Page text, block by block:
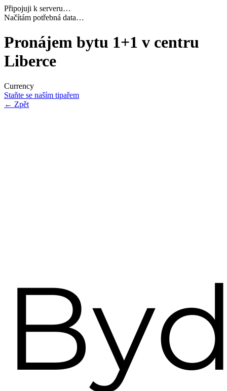
Připojuji k serveru…
Dokončuji inicializaci…
Pronájem bytu 1+1 v centru
Liberce
Currency
Staňte se naším tipařem
← Zpět